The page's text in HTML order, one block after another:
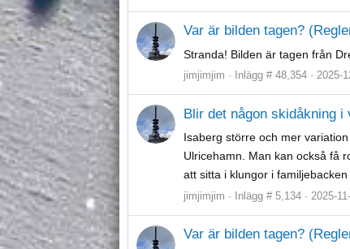
Var är bilden tagen?
Stranda! Bilden är tagen från
jimjimjim Inlägg # 48,354 2025-
Blir det någon skidåkning i
Isaberg större och mer
Ulricehamn. Man kan också få
att sitta i klungor i
jimjimjim Inlägg # 5,134 2025-
Var är bilden tagen?